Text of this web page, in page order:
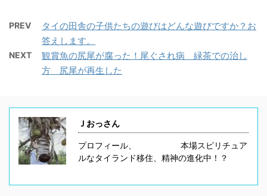
PREV
タイの田舎の子供たちの遊びはどんな遊びですか？お
答えします。
NEXT
観賞魚の尻尾が腐った！尾ぐされ病 緑茶での治し
方 尻尾が再生した
Ｊおっさん
プロフィール、 本場スピリチュア
ルなタイランド移住、精神の進化中！？